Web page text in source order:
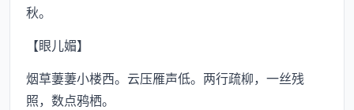
秋。
【眼儿媚】
烟草萋萋小楼西。云压雁声低。两行疏柳，一丝残
照，数点鸦栖。